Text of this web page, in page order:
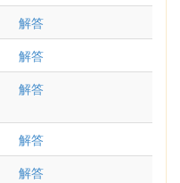
解答
解答
解答
解答
解答